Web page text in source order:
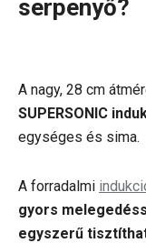
serpenyő?
A nagy, 28 cm
SUPERSONIC
egységes és sima.
A forradalmi
gyors
egyszerű